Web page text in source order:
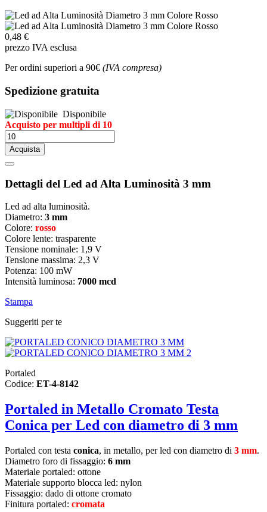
0,48 €
prezzo IVA esclusa
Per ordini superiori a 90€ (IVA compresa)
Spedizione gratuita
Disponibile
Acquisto per multipli di 10
Acquista
Dettagli del Led ad Alta Luminosità 3 mm
Led ad alta luminosità.
Diametro: 3 mm
Colore: rosso
Colore lente: trasparente
Tensione nominale: 1,9 V
Tensione massima: 2,3 V
Potenza: 100 mW
Intensità luminosa: 7000 mcd
Stampa
Suggeriti per te
Portaled
Codice: ET-4-8142
Portaled in Metallo Cromato Testa
Conica per Led con diametro di 3 mm
Portaled con testa conica, in metallo, per led con diametro di 3 mm.
Diametro foro di fissaggio: 6 mm
Materiale portaled: ottone
Materiale supporto blocca led: nylon
Fissaggio: dado di ottone cromato
Finitura portaled: cromata